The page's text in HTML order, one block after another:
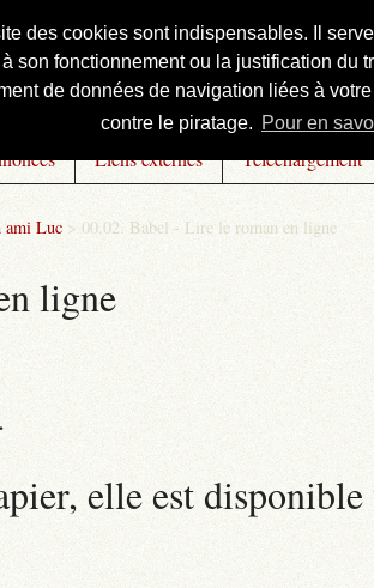
des cookies sont indispensables. Il
son fonctionnement ou la justification
de données de navigation liées à
contre le piratage. Pour en
Liens externes Téléchargement
ami Luc > 00.02. Babel - Lire le roman en ligne
ligne
elle est disponible